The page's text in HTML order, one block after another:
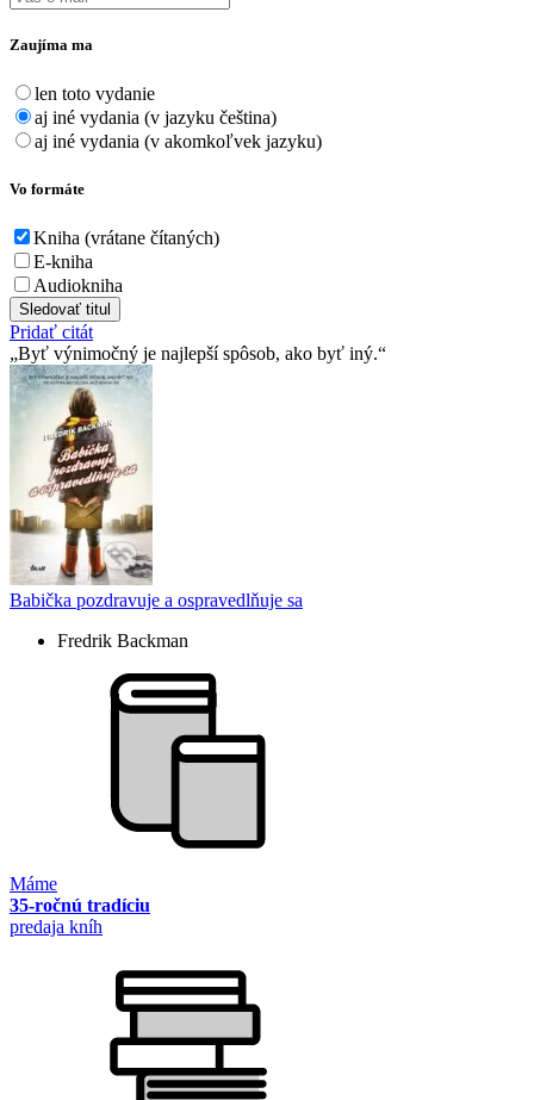
Zaujíma ma
len toto vydanie
aj iné vydania (v jazyku čeština)
aj iné vydania (v akomkoľvek jazyku)
Vo formáte
Kniha (vrátane čítaných)
E-kniha
Audiokniha
Sledovať titul
Pridať citát
Byť výnimočný je najlepší spôsob, ako byť iný.
Babička pozdravuje a ospravedlňuje sa
Fredrik Backman
Máme
35-ročnú tradíciu
predaja kníh